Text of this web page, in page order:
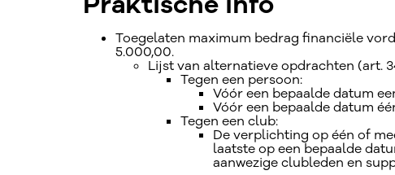
Toegelaten maximum bedrag financiële
5.000,00.
Lijst van alternatieve opdrachten (art.
Tegen een persoon:
Vóór een bepaalde datum
Vóór een bepaalde datum
Tegen een club:
De verplichting op één of
laatste op een bepaalde
aanwezige clubleden en